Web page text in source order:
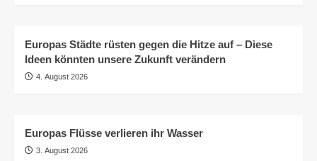
Europas Städte rüsten gegen die Hitze auf – Diese
Ideen könnten unsere Zukunft verändern
4. August 2026
Europas Flüsse verlieren ihr Wasser
3. August 2026